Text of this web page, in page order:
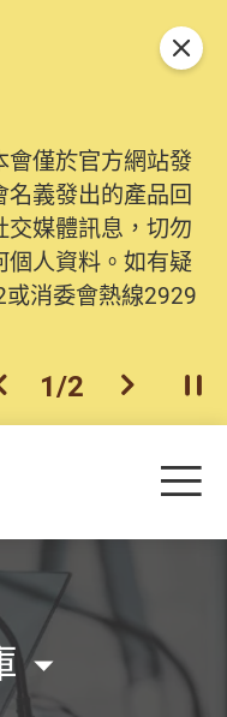
會僅於官方網站發
義發出的產品回
媒體訊息，切勿
人資料。如有疑
消委會熱線2929
，本會的投訴處理
。由2025年11月
聯絡資料（包括姓
可提交投訴、查
晰整合於帳戶中，
上一個
2/2 下一個開
關閉
目